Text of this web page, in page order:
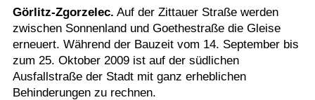
Wirtschaft
Service
Verkehr
Gesundheit
Görlitz-Zgorzelec. Auf der Zittauer Straße werden
zwischen Sonnenland und Goethestraße die Gleise
erneuert. Während der Bauzeit vom 14. September bis
zum 25. Oktober 2009 ist auf der südlichen
Ausfallstraße der Stadt mit ganz erheblichen
Behinderungen zu rechnen.